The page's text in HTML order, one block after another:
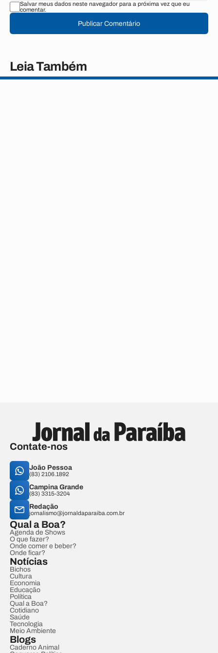
Salvar meus dados neste navegador para a próxima vez que eu
comentar.
Publicar Comentário
Leia Também
Contate-nos
João Pessoa
(83) 2106.1892
Campina Grande
(83) 3315-3204
Redação
jornalismo@jornaldaparaiba.com.br
Qual a Boa?
Agenda de Shows
O que fazer?
Onde comer e beber?
Onde ficar?
Notícias
Bichos
Cultura
Economia
Educação
Política
Qual a Boa?
Cotidiano
Saúde
Tecnologia
Meio Ambiente
Blogs
Caderno Animal